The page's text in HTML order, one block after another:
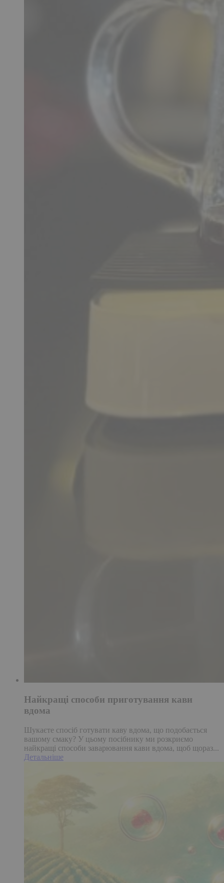
Найкращі способи приготування кави
вдома
Шукаєте спосіб готувати каву вдома, що подобається
вашому смаку? У цьому посібнику ми розкриємо
найкращі способи заварювання кави вдома, щоб щораз...
Детальніше